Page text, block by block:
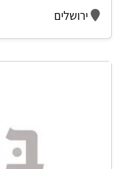
ירושלים